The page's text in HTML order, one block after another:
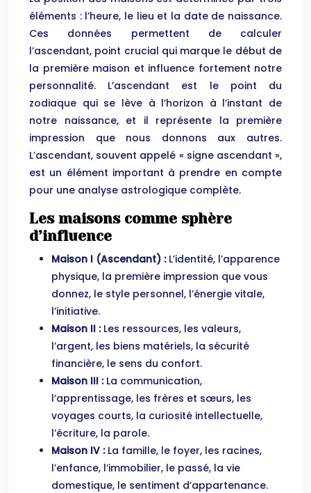
éléments : l’heure, le lieu et la date de naissance.
Ces données permettent de calculer
l’ascendant, point crucial qui marque le début de
la première maison et influence fortement notre
personnalité. L’ascendant est le point du
zodiaque qui se lève à l’horizon à l’instant de
notre naissance, et il représente la première
impression que nous donnons aux autres.
L’ascendant, souvent appelé « signe ascendant »,
est un élément important à prendre en compte
pour une analyse astrologique complète.
Les maisons comme sphère
d’influence
Maison I (Ascendant) : L’identité, l’apparence
physique, la première impression que vous
donnez, le style personnel, l’énergie vitale,
l’initiative.
Maison II : Les ressources, les valeurs,
l’argent, les biens matériels, la sécurité
financière, le sens du confort.
Maison III : La communication,
l’apprentissage, les frères et sœurs, les
voyages courts, la curiosité intellectuelle,
l’écriture, la parole.
Maison IV : La famille, le foyer, les racines,
l’enfance, l’immobilier, le passé, la vie
domestique, le sentiment d’appartenance.